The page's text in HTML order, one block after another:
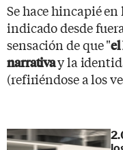
Se hace hincapié
indicado desde
sensación de que "el
narrativay la
(refiriéndose a los